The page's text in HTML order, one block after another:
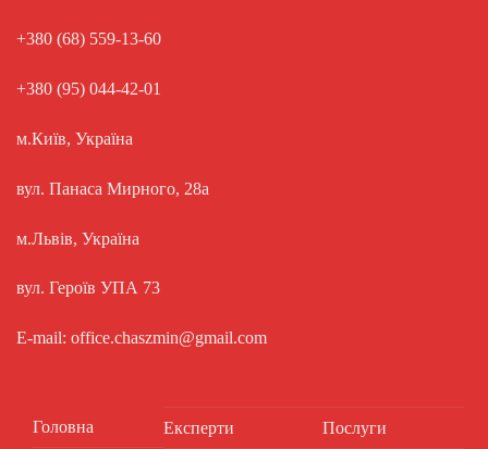
+380 (68) 559-13-60
+380 (95) 044-42-01
м.Київ, Україна
вул. Панаса Мирного, 28а
м.Львів, Україна
вул. Героїв УПА 73
E-mail: office.chaszmin@gmail.com
Головна Експерти Послуги